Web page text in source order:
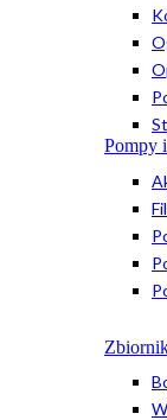
Pompy